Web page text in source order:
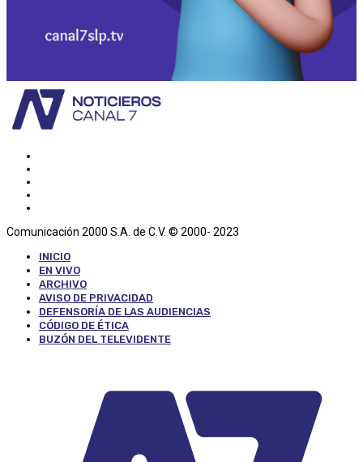
Comunicación 2000 S.A. de C.V. © 2000- 2023
INICIO
EN VIVO
ARCHIVO
AVISO DE PRIVACIDAD
DEFENSORÍA DE LAS AUDIENCIAS
CÓDIGO DE ÉTICA
BUZÓN DEL TELEVIDENTE